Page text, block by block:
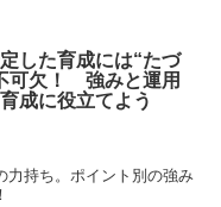
した育成には“たづ
可欠！ 強みと運用
成に役立てよう
力持ち。ポイント別の強み